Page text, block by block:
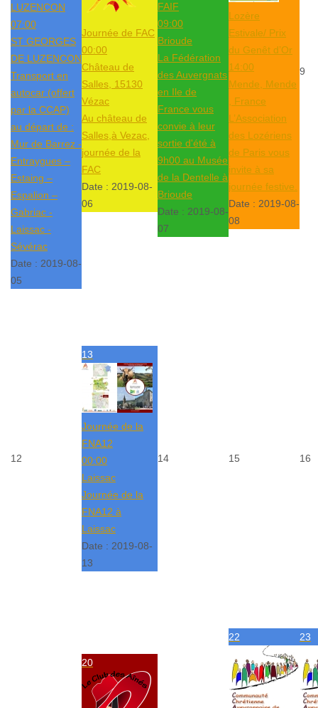
LUZENCON
07:00
ST GEORGES
DE LUZENCON
Transport en
autocar (offert
par la CCAP)
au départ de :
Mur de Barrez -
Entraygues –
Estaing –
Espalion –
Gabriac -
Laissac -
Sévérac
Date : 2019-08-
05
Journée de FAC
00:00
Château de
Salles, 15130
Vézac
Au château de
Salles,à Vezac,
journée de la
FAC
Date : 2019-08-
06
FAIF
09:00
Brioude
La Fédération
des Auvergnats
en Ile de
France vous
convie à leur
sortie d'été à
9h00 au Musée
de la Dentelle à
Brioude
Date : 2019-08-
07
Lozère
Estivale/ Prix
du Genêt d’Or
14:00
Mende, Mende
, France
L’Association
des Lozériens
de Paris vous
invite à sa
journée festive.
Date : 2019-08-
08
9
12
13
Journée de la
FNA12
00:00
Laissac
Journée de la
FNA12 à
Laissac
Date : 2019-08-
13
14 15 16
20
22 23